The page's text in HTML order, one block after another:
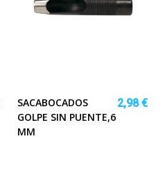
SACABOCADOS
GOLPE SIN PUENTE,6
MM
2,98 €